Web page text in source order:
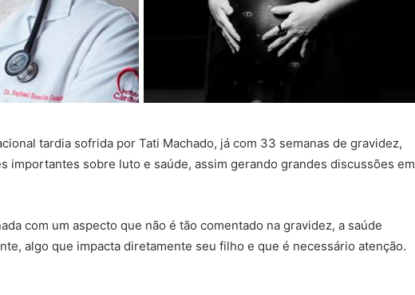
tardia sofrida por Tati Machado, já com 33 semanas de gravidez,
importantes sobre luto e saúde, assim gerando grandes discussões em
com um aspecto que não é tão comentado na gravidez, a saúde
algo que impacta diretamente seu filho e que é necessário atenção.